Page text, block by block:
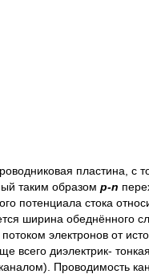
пластина, с
таким образом p-n
стока
ширина обеднённого
электронов от
диэлектрик-
Проводимость